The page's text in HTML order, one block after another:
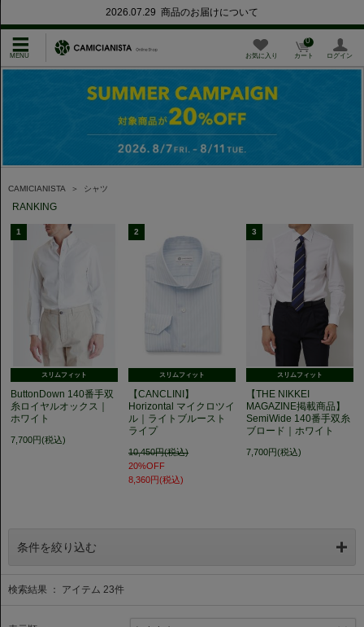
2026.07.29 商品のお届けについて
お気に入り カート
0
ログイン
CAMICIANISTA ＞ シャツ
RANKING
1
スリムフィット
ButtonDown 140番手双
糸ロイヤルオックス｜
ホワイト
7,700円(税込)
2
スリムフィット
【CANCLINI】
Horizontal マイクロツイ
ル｜ライトブルースト
ライプ
10,450円(税込)
20%OFF
8,360円(税込)
3
スリムフィット
【THE NIKKEI
MAGAZINE掲載商品】
SemiWide 140番手双糸
ブロード｜ホワイト
7,700円(税込)
条件を絞り込む
検索結果 ： アイテム 23件